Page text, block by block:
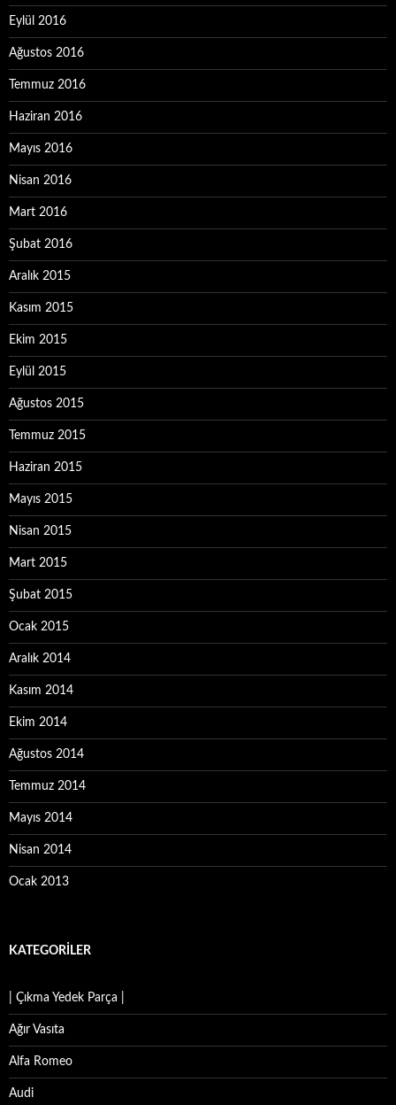
Eylül 2016
Ağustos 2016
Temmuz 2016
Haziran 2016
Mayıs 2016
Nisan 2016
Mart 2016
Şubat 2016
Aralık 2015
Kasım 2015
Ekim 2015
Eylül 2015
Ağustos 2015
Temmuz 2015
Haziran 2015
Mayıs 2015
Nisan 2015
Mart 2015
Şubat 2015
Ocak 2015
Aralık 2014
Kasım 2014
Ekim 2014
Ağustos 2014
Temmuz 2014
Mayıs 2014
Nisan 2014
Ocak 2013
KATEGORILER
| Çıkma Yedek Parça |
Ağır Vasıta
Alfa Romeo
Audi